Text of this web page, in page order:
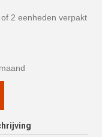
2 eenheden verpakt